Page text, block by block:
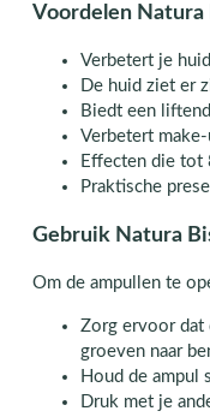
Voordelen Natura
Verbetert je
De huid ziet er
Biedt een
Verbetert
Effecten die tot
Praktische
Gebruik Natura
Om de ampullen te
Zorg ervoor dat
groeven naar
Houd de ampul
Druk met je